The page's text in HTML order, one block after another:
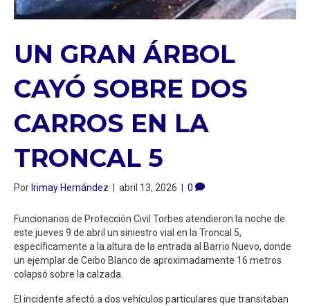
UN GRAN ÁRBOL
CAYÓ SOBRE DOS
CARROS EN LA
TRONCAL 5
Por Irimay Hernández abril 13, 2026 0
Funcionarios de Protección Civil Torbes atendieron la noche de
este jueves 9 de abril un siniestro vial en la Troncal 5,
específicamente a la altura de la entrada al Barrio Nuevo, donde
un ejemplar de Ceibo Blanco de aproximadamente 16 metros
colapsó sobre la calzada.
El incidente afectó a dos vehículos particulares que transitaban